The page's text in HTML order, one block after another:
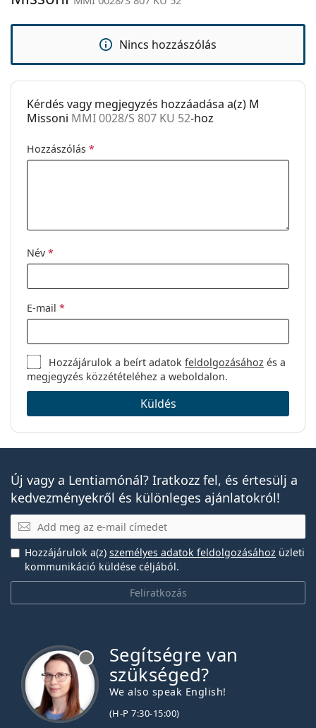
Kód:
MMI 0028/S 807 KU 52
Nincs hozzászólás
Kérdés vagy megjegyzés hozzáadása a(z) M
Missoni MMI 0028/S 807 KU 52-hoz
Hozzászólás *
Név *
E-mail *
Hozzájárulok a beírt adatokfeldolgozásához és a
megjegyzés közzétételéhez a weboldalon.
Küldés
Új vagy a Lentiamónál? Iratkozz fel, és értesülj a
kedvezményekről és különleges ajánlatokról!
E-mail
Feliratkozás
Hozzájárulok a(z) személyes adatok feldolgozásához üzleti
kommunikáció küldése céljából.
Segítségre van
szükséged?
We also speak English!
(H-P 7:30-15:00)